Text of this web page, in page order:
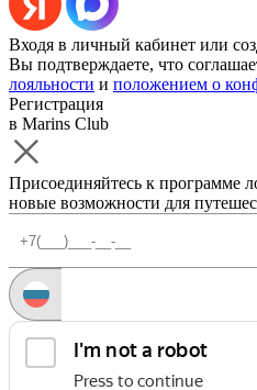
Входя в личный кабинет или
Вы подтверждаете, что
лояльности и положением о
Регистрация
в Marins Club
Присоединяйтесь к программе
новые возможности для